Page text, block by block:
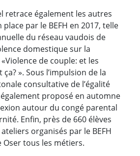
retrace également les autres
par le BEFH en 2017, telle
du réseau vaudois de
domestique sur la
de couple: et les
». Sous l’impulsion de la
consultative de l’égalité
également proposé en automne
autour du congé parental
Enfin, près de 660 élèves
organisés par le BEFH
Oser tous les métiers.